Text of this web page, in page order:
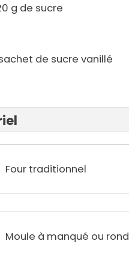
g de sucre
de sucre vanillé
Four traditionnel
Moule à manqué ou rond